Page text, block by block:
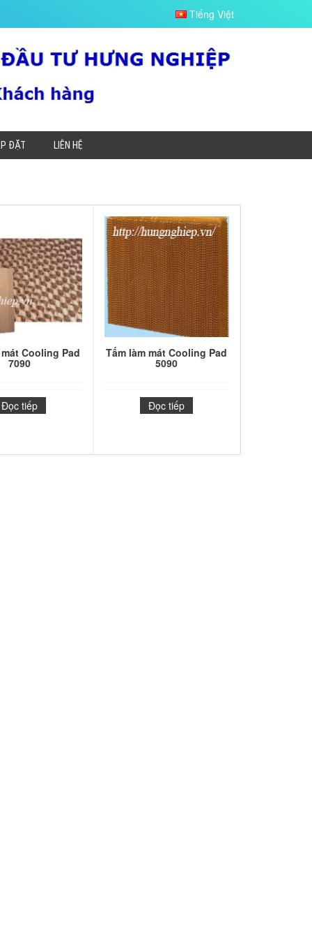
Tiếng Việt
ĐẶT LIÊN HỆ
Cooling Pad
7090
Đọc tiếp
Tấm làm mát Cooling Pad
5090
Đọc tiếp